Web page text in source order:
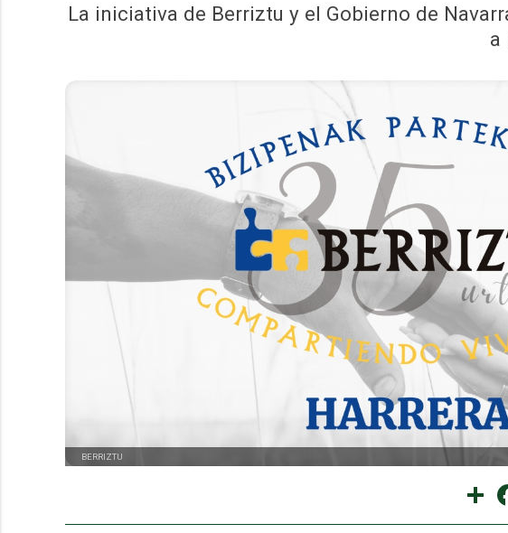
La iniciativa de Berriztu y el Gobierno de
a
BERRIZTU